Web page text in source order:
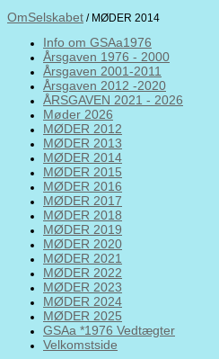
OmSelskabet / MØDER 2014
Info om GSAa1976
Årsgaven 1976 - 2000
Årsgaven 2001-2011
Årsgaven 2012 -2020
ÅRSGAVEN 2021 - 2026
Møder 2026
MØDER 2012
MØDER 2013
MØDER 2014
MØDER 2015
MØDER 2016
MØDER 2017
MØDER 2018
MØDER 2019
MØDER 2020
MØDER 2021
MØDER 2022
MØDER 2023
MØDER 2024
MØDER 2025
GSAa *1976 Vedtægter
Velkomstside